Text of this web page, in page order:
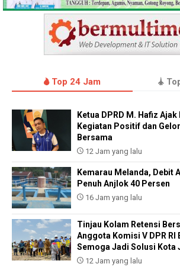
Top 24 Jam
Ketua DPRD M. Hafiz
Kegiatan Positif dan
Bersama
12 Jam yang lalu
Kemarau Melanda, Debit
Penuh Anjlok 40 Persen
16 Jam yang lalu
Tinjau Kolam Retensi
Anggota Komisi V DPR RI
Semoga Jadi Solusi Kota
12 Jam yang lalu